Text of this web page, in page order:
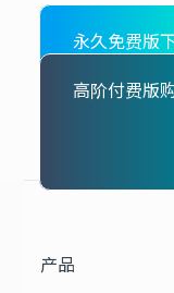
永久免费版
高阶付费版
产品